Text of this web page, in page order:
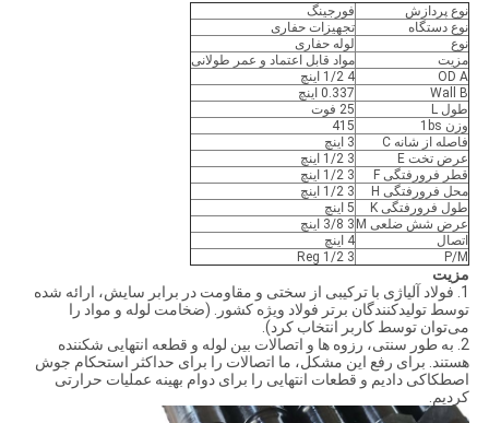
نوع پردازش
فورجینگ
نوع دستگاه
تجهیزات حفاری
نوع
لوله حفاری
مزیت
مواد قابل اعتماد و عمر طولانی
OD A
4 1/2 اینچ
Wall B
0.337 اینچ
طول L
25 فوت
وزن 1bs
415
فاصله از شانه C
3 اینچ
عرض تخت E
3 1/2 اینچ
قطر فرورفتگی F
3 1/2 اینچ
محل فرورفتگی H
3 1/2 اینچ
طول فرورفتگی K
5 اینچ
عرض شش ضلعی M
3 3/8 اینچ
اتصال
4 اینچ
P/M
3 1/2 Reg
مزیت
1. فولاد آلیاژی با ترکیبی از سختی و مقاومت در برابر سایش، ارائه شده
توسط تولیدکنندگان برتر فولاد ویژه کشور. (ضخامت لوله و مواد را
می‌توان توسط کاربر انتخاب کرد).
2. به طور سنتی، رزوه ها و اتصالات بین لوله و قطعه انتهایی شکننده
هستند. برای رفع این مشکل، ما اتصالات را برای حداکثر استحکام جوش
اصطکاکی دادیم و قطعات انتهایی را برای دوام بهینه عملیات حرارتی
کردیم.